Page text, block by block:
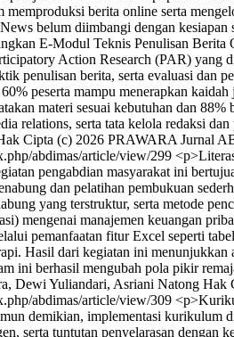
berita online serta
belum diimbangi dengan kesiapan
E-Modul Teknis Penulisan
Action Research (PAR) yang
penulisan berita, serta evaluasi dan
peserta mampu menerapkan
materi sesuai kebutuhan dan
relations, serta tata kelola redaksi
Cipta (c) 2026 PRAWARA Jurnal
abdimas/article/view/299
pengabdian masyarakat ini
dan pelatihan pembukuan
yang terstruktur, serta metode
mengenai manajemen keuangan
pemanfaatan fitur Excel seperti
Hasil dari kegiatan ini
ini berhasil mengubah pola pikir
Dewi Yuliandari, Asriani Natong Hak
abdimas/article/view/309
demikian, implementasi kurikulum
serta tuntutan penyelarasan